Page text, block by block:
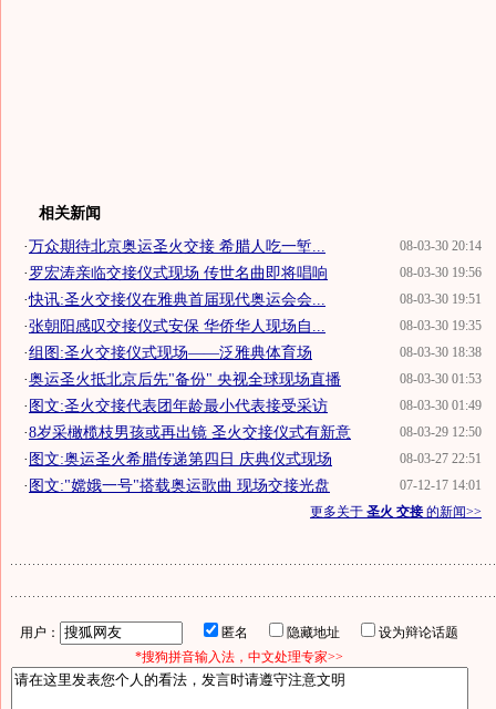
相关新闻
08-03-30 20:14
·万众期待北京奥运圣火交接 希腊人吃一堑...
08-03-30 19:56
·罗宏涛亲临交接仪式现场 传世名曲即将唱响
08-03-30 19:51
·快讯:圣火交接仪在雅典首届现代奥运会会...
08-03-30 19:35
·张朝阳感叹交接仪式安保 华侨华人现场自...
08-03-30 18:38
·组图:圣火交接仪式现场——泛雅典体育场
08-03-30 01:53
·奥运圣火抵北京后先"备份" 央视全球现场直播
08-03-30 01:49
·图文:圣火交接代表团年龄最小代表接受采访
08-03-29 12:50
·8岁采橄榄枝男孩或再出镜 圣火交接仪式有新意
08-03-27 22:51
·图文:奥运圣火希腊传递第四日 庆典仪式现场
07-12-17 14:01
·图文:"嫦娥一号"搭载奥运歌曲 现场交接光盘
更多关于 圣火 交接的新闻>>
用户： 匿名 隐藏地址
设为辩论话题
*搜狗拼音输入法，中文处理专家>>